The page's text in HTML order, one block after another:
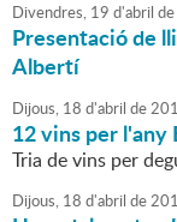
Divendres, 19 d'abril de
Presentació de
Albertí
Dijous, 18 d'abril de
12 vins per l'any
Tria de vins per
Dijous, 18 d'abril de